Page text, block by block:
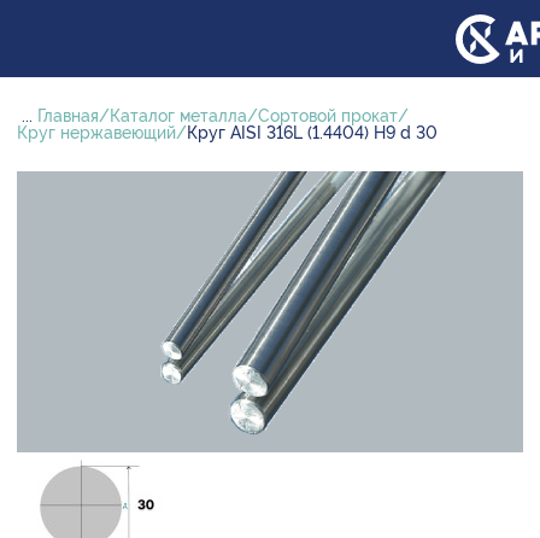
... Главная Каталог металла
Сортовой прокат
Круг нержавеющий
Круг AISI 316L (1.4404) H9 d 30